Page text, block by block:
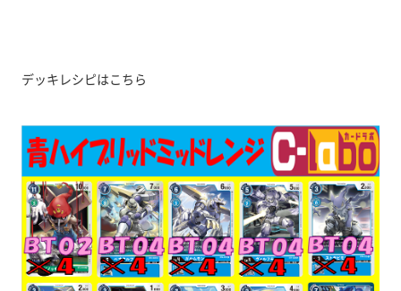
デッキレシピはこちら